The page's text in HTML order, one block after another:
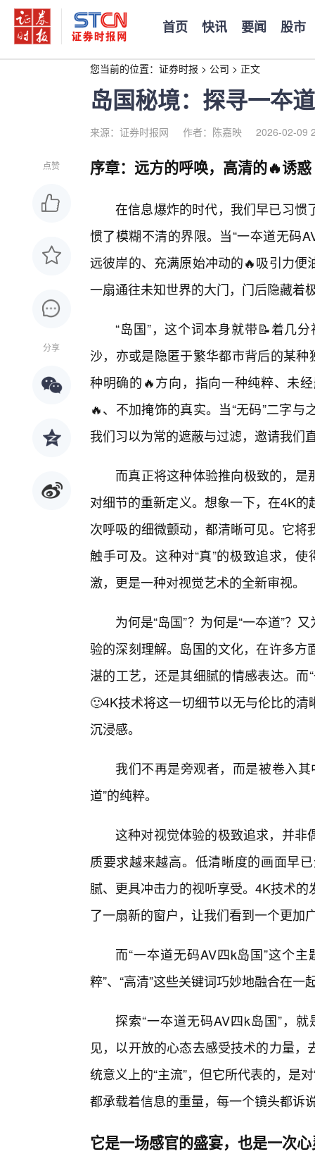
首页 快讯 要闻 股市
您当前的位置： 证券时报 > 公司 > 正文
岛国秘境：探寻一夲
来源：证券时报网 作者：陈嘉映 2026-02-09
点赞
分享
序章：远方的呼唤，高清的🔥诱惑
在信息爆炸的时代，我们早已习惯
惯了模糊不清的界限。当“一夲道无码
远彼岸的、充满原始冲动的🔥吸引力
一扇通往未知世界的大门，门后隐藏着
“岛国”，这个词本身就带📝着几
沙，亦或是隐匿于繁华都市背后的某
种明确的🔥方向，指向一种纯粹、未
🔥、不加掩饰的真实。当“无码”二字
我们习以为常的遮蔽与过滤，邀请我们
而真正将这种体验推向极致的，是
对细节的重新定义。想象一下，在4K
次呼吸的细微颤动，都清晰可见。它
触手可及。这种对“真”的极致追求，
激，更是一种对视觉艺术的全新审视。
为何是“岛国”？为何是“一夲道”？
验的深刻理解。岛国的文化，在许多
湛的工艺，还是其细腻的情感表达。
🙂4K技术将这一切细节以无与伦比的
沉浸感。
我们不再是旁观者，而是被卷入
道”的纯粹。
这种对视觉体验的极致追求，并非
质要求越来越高。低清晰度的画面早
腻、更具冲击力的视听享受。4K技术
了一扇新的窗户，让我们看到一个更加
而“一夲道无码AV四k岛国”这个
粹”、“高清”这些关键词巧妙地融合在
探索“一夲道无码AV四k岛国”，
见，以开放的心态去感受技术的力量
统意义上的“主流”，但它所代表的，是
都承载着信息的重量，每一个镜头都诉
它是一场感官的盛宴，也是一次